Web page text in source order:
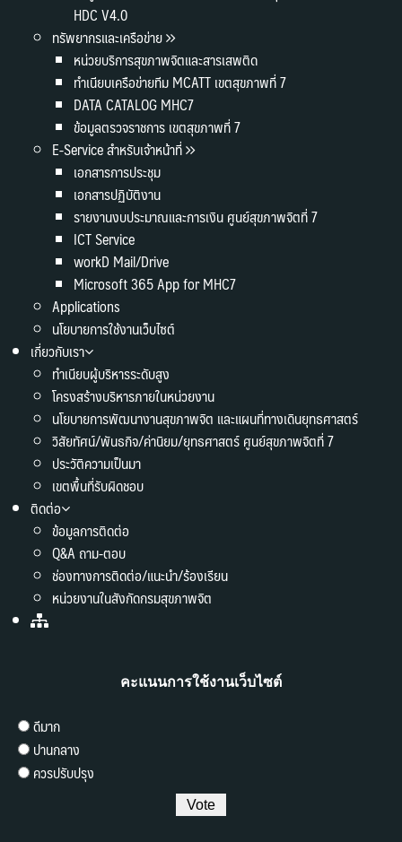
HDC V4.0
ทรัพยากรและเครือข่าย
หน่วยบริการสุขภาพจิตและสารเสพติด
ทำเนียบเครือข่ายทีม MCATT เขตสุขภาพที่ 7
DATA CATALOG MHC7
ข้อมูลตรวจราชการ เขตสุขภาพที่ 7
E-Service สำหรับเจ้าหน้าที่
เอกสารการประชุม
เอกสารปฏิบัติงาน
รายงานงบประมาณและการเงิน ศูนย์สุขภาพจิตที่ 7
ICT Service
workD Mail/Drive
Microsoft 365 App for MHC7
Applications
นโยบายการใช้งานเว็บไซต์
เกี่ยวกับเรา
ทำเนียบผู้บริหารระดับสูง
โครงสร้างบริหารภายในหน่วยงาน
นโยบายการพัฒนางานสุขภาพจิต และแผนที่ทางเดินยุทธศาสตร์
วิสัยทัศน์/พันธกิจ/ค่านิยม/ยุทธศาสตร์ ศูนย์สุขภาพจิตที่ 7
ประวัติความเป็นมา
เขตพื้นที่รับผิดชอบ
ติดต่อ
ข้อมูลการติดต่อ
Q&A ถาม-ตอบ
ช่องทางการติดต่อ/แนะนำ/ร้องเรียน
หน่วยงานในสังกัดกรมสุขภาพจิต
คะแนนการใช้งานเว็บไซต์
ดีมาก
ปานกลาง
ควรปรับปรุง